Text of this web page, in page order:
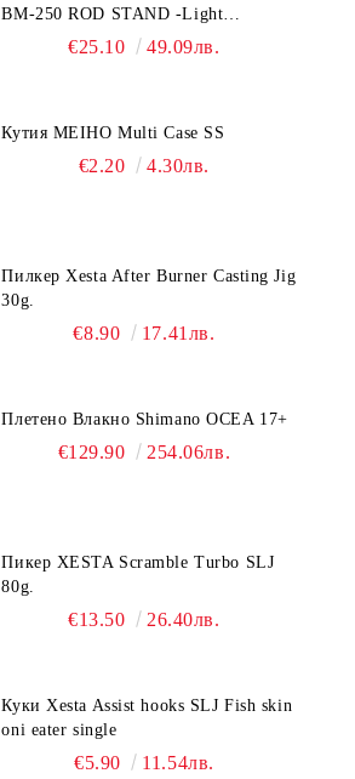
BM-250 ROD STAND -Light
Blue/Black color
€25.10 49.09лв.
Кутия MEIHO Multi Case SS
€2.20 4.30лв.
Пилкер Xesta After Burner Casting Jig
30g.
€8.90 17.41лв.
Плетено Влакно Shimano OCEA 17+
€129.90 254.06лв.
Пикер XESTA Scramble Turbo SLJ
80g.
€13.50 26.40лв.
Куки Xesta Assist hooks SLJ Fish skin
oni eater single
€5.90 11.54лв.